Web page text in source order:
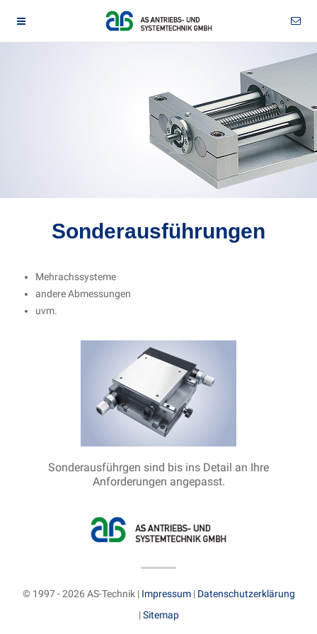
Sonderausführungen
Mehrachssysteme
andere Abmessungen
uvm.
Sonderausführgen sind bis ins Detail an Ihre
Anforderungen angepasst.
© 1997 - 2026 AS-Technik | Impressum| Datenschutzerklärung
|Sitemap